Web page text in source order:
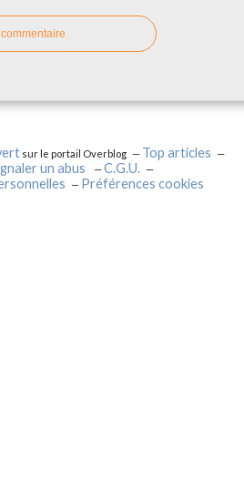
sur le portail Overblog
Top articles
un abus
C.G.U.
Préférences cookies